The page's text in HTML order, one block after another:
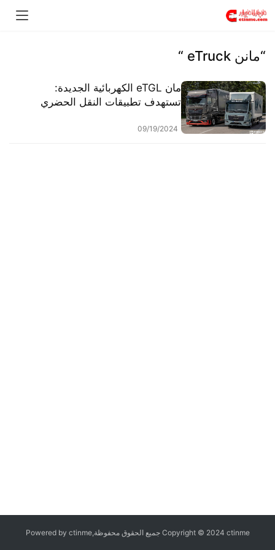
“مانن eTruck “
مان eTGL الكهربائية الجديدة:
تستهدف تطبيقات النقل الحضري
الخفيف والمتوسط، تعرّف على
التجهيزات من خلال الصور
09/19/2024
Copyright © 2024 ctinme جميع الحقوق محفوظة,Powered by ctinme